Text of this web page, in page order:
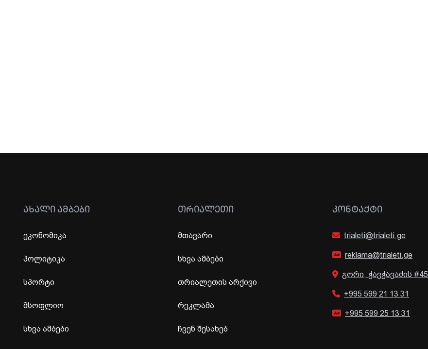
ᲐᲮᲐᲚᲘ ᲐᲛᲑᲔᲑᲘ
ეკონომიკა
პოლიტიკა
სპორტი
მსოფლიო
სხვა ამბები
ᲗᲠᲘᲐᲚᲔᲗᲘ
მთავარი
სხვა ამბები
თრიალეთის არქივი
რეკლამა
ჩვენ შესახებ
ᲙᲝᲜᲢᲐᲥᲢᲘ
trialeti@trialeti.ge
reklama@trialeti.ge
გორი, ჭავჭავაძის #45
+995 599 21 13 31
+995 599 25 13 31